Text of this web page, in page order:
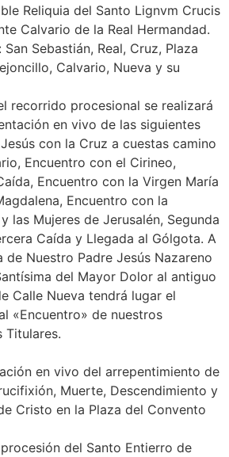
Reliquia del Santo Lignvm Crucis
Calvario de la Real Hermandad.
San Sebastián, Real, Cruz, Plaza
Calvario, Nueva y su
recorrido procesional se realizará
en vivo de las siguientes
con la Cruz a cuestas camino
Encuentro con el Cirineo,
Encuentro con la Virgen María
Encuentro con la
las Mujeres de Jerusalén, Segunda
Caída y Llegada al Gólgota. A
de Nuestro Padre Jesús Nazareno
del Mayor Dolor al antiguo
Calle Nueva tendrá lugar el
«Encuentro» de nuestros
Titulares.
en vivo del arrepentimiento de
Muerte, Descendimiento y
Cristo en la Plaza del Convento
del Santo Entierro de